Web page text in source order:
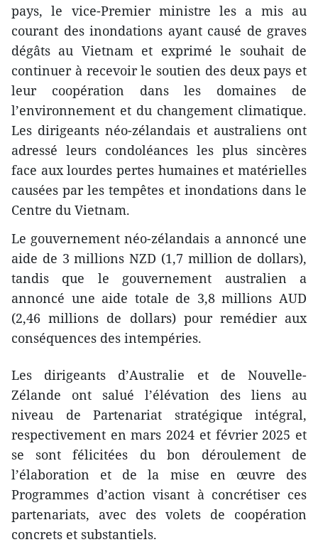
pays, le vice-Premier ministre les a mis au
courant des inondations ayant causé de graves
dégâts au Vietnam et exprimé le souhait de
continuer à recevoir le soutien des deux pays et
leur coopération dans les domaines de
l’environnement et du changement climatique.
Les dirigeants néo-zélandais et australiens ont
adressé leurs condoléances les plus sincères
face aux lourdes pertes humaines et matérielles
causées par les tempêtes et inondations dans le
Centre du Vietnam.
Le gouvernement néo-zélandais a annoncé une
aide de 3 millions NZD (1,7 million de dollars),
tandis que le gouvernement australien a
annoncé une aide totale de 3,8 millions AUD
(2,46 millions de dollars) pour remédier aux
conséquences des intempéries.
Les dirigeants d’Australie et de Nouvelle-
Zélande ont salué l’élévation des liens au
niveau de Partenariat stratégique intégral,
respectivement en mars 2024 et février 2025 et
se sont félicitées du bon déroulement de
l’élaboration et de la mise en œuvre des
Programmes d’action visant à concrétiser ces
partenariats, avec des volets de coopération
concrets et substantiels.